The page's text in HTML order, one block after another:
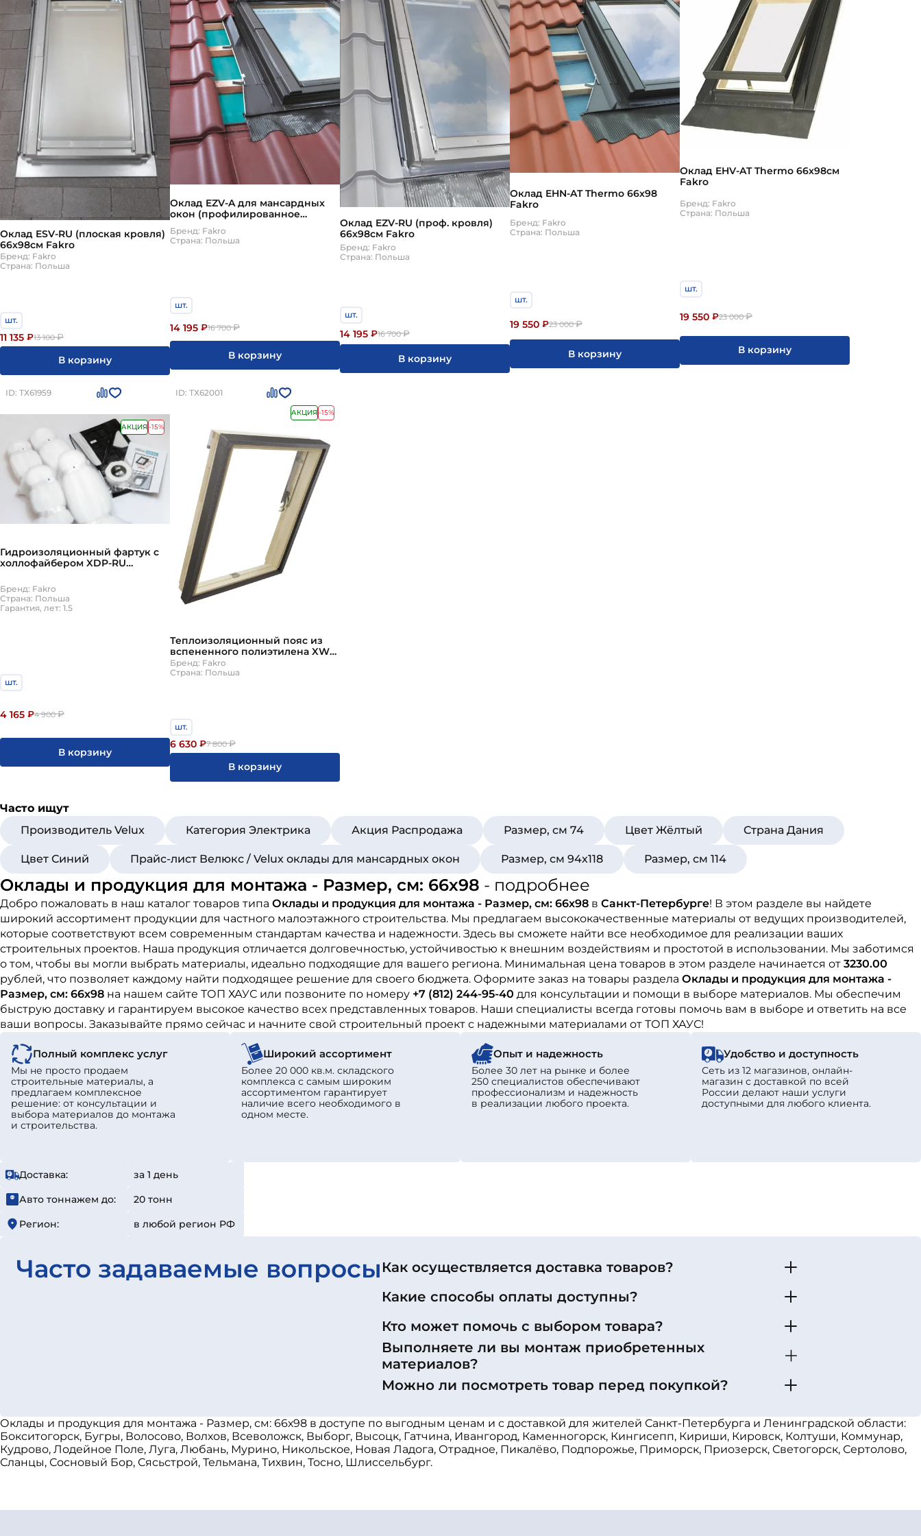
Оклад ESV-RU (плоская кровля)
66х98см Fakro
Бренд: Fakro
Страна: Польша
шт.
11 135 ₽13 100₽
В корзину
Оклад EZV-A для мансардных
окон (профилированное
кров.покрытие) 66*98 Fakro
(Факро)
Бренд: Fakro
Страна: Польша
шт.
14 195 ₽16 700₽
В корзину
Оклад EZV-RU (проф. кровля)
66х98см Fakro
Бренд: Fakro
Страна: Польша
шт.
14 195 ₽16 700₽
В корзину
Оклад EHN-AT Thermo 66х98
Fakro
Бренд: Fakro
Страна: Польша
шт.
19 550 ₽23 000₽
В корзину
Оклад EHV-AT Thermo 66х98см
Fakro
Бренд: Fakro
Страна: Польша
шт.
19 550 ₽23 000₽
В корзину
ID: ТХ61959
АКЦИЯ-15%
Гидроизоляционный фартук с
холлофайбером XDP-RU
Бренд: Fakro
Страна: Польша
Гарантия, лет: 1.5
шт.
4 165 ₽4 900₽
В корзину
ID: ТХ62001
АКЦИЯ-15%
Теплоизоляционный пояс из
вспененного полиэтилена XWT-
RU Plus 66х98см Fakro
Бренд: Fakro
Страна: Польша
шт.
6 630 ₽7 800₽
В корзину
Часто ищут
Производитель Velux
Категория Электрика Акция Распродажа Размер, см 74 Цвет Жёлтый Страна Дания
Цвет Синий Прайс-лист Велюкс / Velux оклады для мансардных окон Размер, см 94х118 Размер, см 114
Оклады и продукция для монтажа - Размер, см: 66х98 - подробнее
Добро пожаловать в наш каталог товаров типа Оклады и продукция для монтажа - Размер, см: 66х98 в Санкт-Петербурге! В этом разделе вы найдете
широкий ассортимент продукции для частного малоэтажного строительства. Мы предлагаем высококачественные материалы от ведущих производителей,
которые соответствуют всем современным стандартам качества и надежности. Здесь вы сможете найти все необходимое для реализации ваших
строительных проектов. Наша продукция отличается долговечностью, устойчивостью к внешним воздействиям и простотой в использовании. Мы заботимся
о том, чтобы вы могли выбрать материалы, идеально подходящие для вашего региона. Минимальная цена товаров в этом разделе начинается от 3230.00
рублей, что позволяет каждому найти подходящее решение для своего бюджета. Оформите заказ на товары раздела Оклады и продукция для монтажа -
Размер, см: 66х98 на нашем сайте ТОП ХАУС или позвоните по номеру +7 (812) 244-95-40 для консультации и помощи в выборе материалов. Мы обеспечим
быструю доставку и гарантируем высокое качество всех представленных товаров. Наши специалисты всегда готовы помочь вам в выборе и ответить на все
ваши вопросы. Заказывайте прямо сейчас и начните свой строительный проект с надежными материалами от ТОП ХАУС!
Полный комплекс услуг
Мы не просто продаем
строительные материалы, а
предлагаем комплексное
решение: от консультации и
выбора материалов до монтажа
и строительства.
Широкий ассортимент
Более 20 000 кв.м. складского
комплекса с самым широким
ассортиментом гарантирует
наличие всего необходимого в
одном месте.
Опыт и надежность
Более 30 лет на рынке и более
250 специалистов обеспечивают
профессионализм и надежность
в реализации любого проекта.
Удобство и доступность
Сеть из 12 магазинов, онлайн-
магазин с доставкой по всей
России делают наши услуги
доступными для любого клиента.
Доставка:
за 1 день
Авто тоннажем до:
20 тонн
Регион:
в любой регион РФ
Часто задаваемые вопросы Как осуществляется доставка товаров?
Какие способы оплаты доступны?
Кто может помочь с выбором товара?
Выполняете ли вы монтаж приобретенных
материалов?
Можно ли посмотреть товар перед покупкой?
Оклады и продукция для монтажа - Размер, см: 66х98 в доступе по выгодным ценам и с доставкой для жителей Санкт-Петербурга и Ленинградской области:
Бокситогорск, Бугры, Волосово, Волхов, Всеволожск, Выборг, Высоцк, Гатчина, Ивангород, Каменногорск, Кингисепп, Кириши, Кировск, Колтуши, Коммунар,
Кудрово, Лодейное Поле, Луга, Любань, Мурино, Никольское, Новая Ладога, Отрадное, Пикалёво, Подпорожье, Приморск, Приозерск, Светогорск, Сертолово,
Сланцы, Сосновый Бор, Сясьстрой, Тельмана, Тихвин, Тосно, Шлиссельбург.